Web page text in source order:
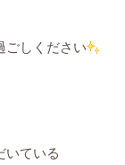
ごしください
いている